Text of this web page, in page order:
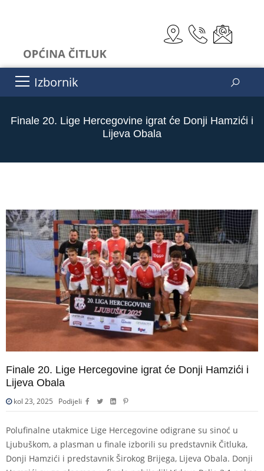
Izbornik
Finale 20. Lige Hercegovine igrat će Donji Hamzići i
Lijeva Obala
Finale 20. Lige Hercegovine igrat će Donji Hamzići i
Lijeva Obala
kol 23, 2025 Podijeli
Polufinalne utakmice Lige Hercegovine odigrane su sinoć u
Ljubuškom, a plasman u finale izborili su predstavnik Čitluka,
Donji Hamzići i predstavnik Širokog Brijega, Lijeva Obala. Donji